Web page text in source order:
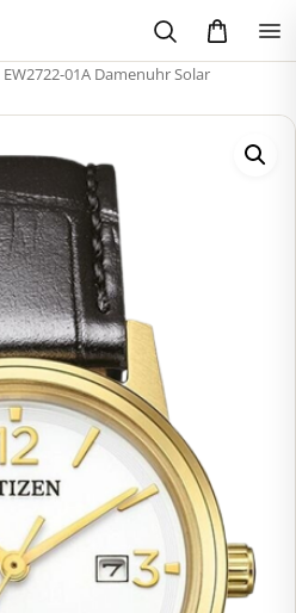
01A Damenuhr Solar